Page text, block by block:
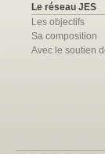
Le réseau JES
Les objectifs
Sa composition
Avec le soutien